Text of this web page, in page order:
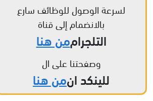
لسرعة الوصول للوظائف سارع
بالانضمام إلى قناة
التلجراممن هنا
وصفحتنا على ال
للينكد انمن هنا